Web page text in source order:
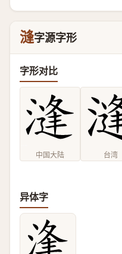
漨字源字形
字形对比
中国大陆 台湾
异体字